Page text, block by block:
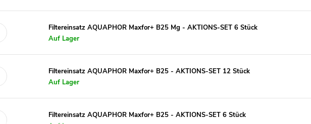
Filtereinsatz AQUAPHOR Maxfor+ B25 Mg - AKTIONS-SET 6 Stück
Auf Lager
Filtereinsatz AQUAPHOR Maxfor+ B25 - AKTIONS-SET 12 Stück
Auf Lager
Filtereinsatz AQUAPHOR Maxfor+ B25 - AKTIONS-SET 6 Stück